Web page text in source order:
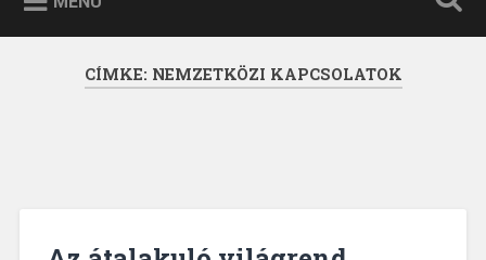
CÍMKE: NEMZETKÖZI KAPCSOLATOK